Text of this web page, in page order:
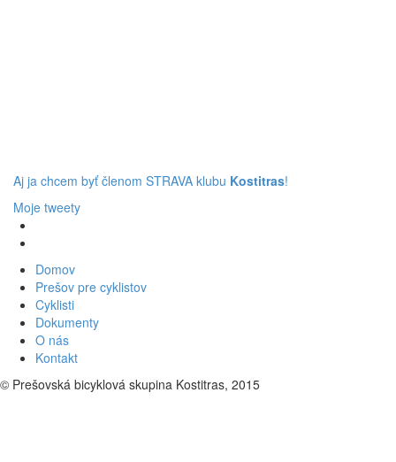
Aj ja chcem byť členom STRAVA klubu Kostitras!
Moje tweety
Domov
Prešov pre cyklistov
Cyklisti
Dokumenty
O nás
Kontakt
© Prešovská bicyklová skupina Kostitras, 2015